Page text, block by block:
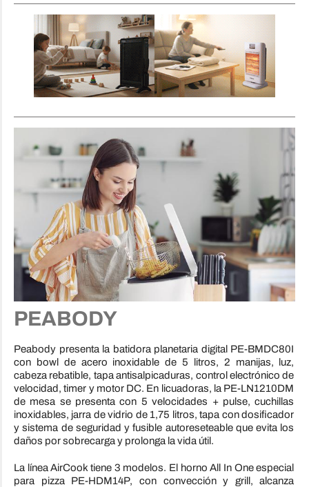
PEABODY
Peabody presenta la batidora planetaria digital PE-BMDC80I
con bowl de acero inoxidable de 5 litros, 2 manijas, luz,
cabeza rebatible, tapa antisalpicaduras, control electrónico de
velocidad, timer y motor DC. En licuadoras, la PE-LN1210DM
de mesa se presenta con 5 velocidades + pulse, cuchillas
inoxidables, jarra de vidrio de 1,75 litros, tapa con dosificador
y sistema de seguridad y fusible autoreseteable que evita los
daños por sobrecarga y prolonga la vida útil.
La línea AirCook tiene 3 modelos. El horno All In One especial
para pizza PE-HDM14P, con convección y grill, alcanza